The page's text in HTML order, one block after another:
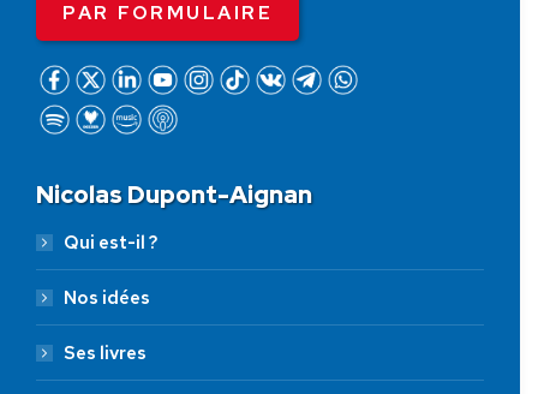
PAR FORMULAIRE
Nicolas Dupont-Aignan
Qui est-il ?
Nos idées
Ses livres